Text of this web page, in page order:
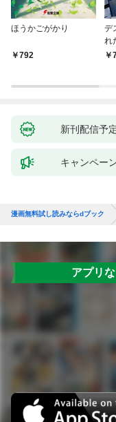
ほうかごがかり
792
デ
れ
に
新刊配信予
キャンペー
漫画無料試し読みならdブック
アプリ